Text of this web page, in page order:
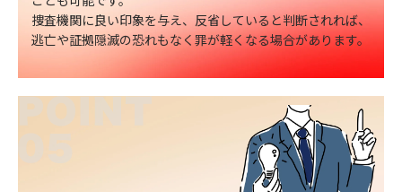
捜査機関に良い印象を与え、反省していると判断されれば、
逃亡や証拠隠滅の恐れもなく罪が軽くなる場合があります。